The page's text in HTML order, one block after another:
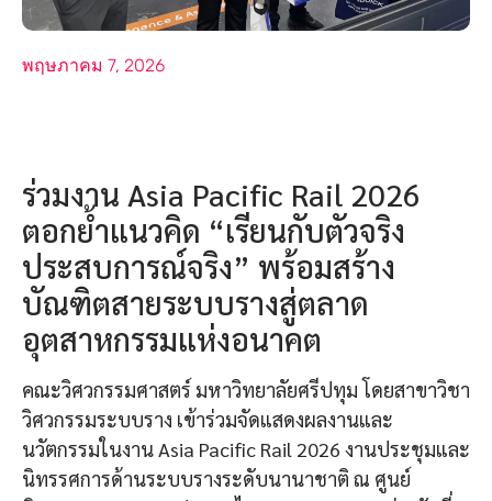
พฤษภาคม 7, 2026
ร่วมงาน Asia Pacific Rail 2026
ตอกย้ำแนวคิด “เรียนกับตัวจริง
ประสบการณ์จริง” พร้อมสร้าง
บัณฑิตสายระบบรางสู่ตลาด
อุตสาหกรรมแห่งอนาคต
คณะวิศวกรรมศาสตร์ มหาวิทยาลัยศรีปทุม โดยสาขาวิชา
วิศวกรรมระบบราง เข้าร่วมจัดแสดงผลงานและ
นวัตกรรมในงาน Asia Pacific Rail 2026 งานประชุมและ
นิทรรศการด้านระบบรางระดับนานาชาติ ณ ศูนย์